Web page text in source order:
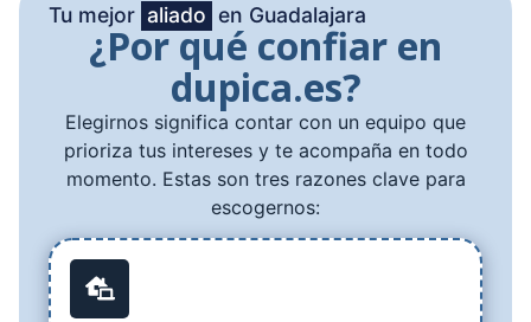
Tu mejor aliado en Guadalajara
¿Por qué confiar en
dupica.es?
Elegirnos significa contar con un equipo que
prioriza tus intereses y te acompaña en todo
momento. Estas son tres razones clave para
escogernos: